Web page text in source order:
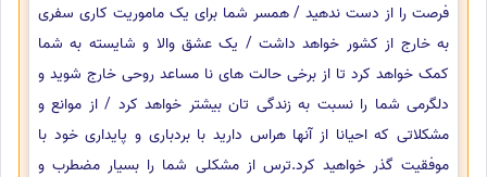
فرصت را از دست ندهید / همسر شما برای یک ماموریت کاری سفری
به خارج از کشور خواهد داشت / یک عشق والا و شایسته به شما
کمک خواهد کرد تا از برخی حالت های نا مساعد روحی خارج شوید و
دلگرمی شما را نسبت به زندگی تان بیشتر خواهد کرد / از موانع و
مشکلاتی که احیانا از آنها هراس دارید با بردباری و پایداری خود با
موفقیت گذر خواهید کرد.ترس از مشکلی شما را بسیار مضطرب و